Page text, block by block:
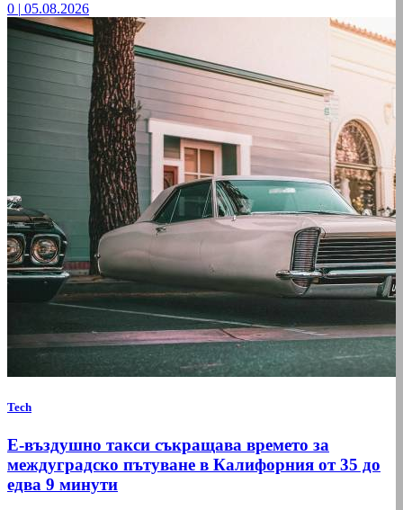
0 | 05.08.2026
Tech
Е-въздушно такси съкращава времето за
междуградско пътуване в Калифорния от 35 до
едва 9 минути